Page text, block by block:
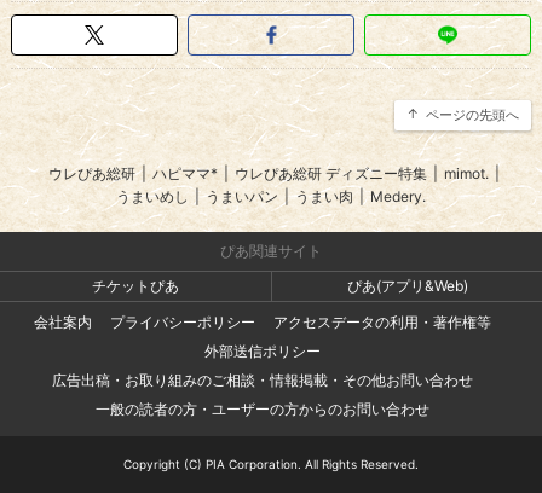
ページの先頭へ
ウレぴあ総研 | ハピママ* | ウレぴあ総研 ディズニー特集 mimot. |
うまいめし
うまいパン うまい肉 Medery.
ぴあ関連サイト
チケットぴあ
ぴあ(アプリ&Web)
会社案内
プライバシーポリシー
アクセスデータの利用・著作権等
外部送信ポリシー
広告出稿・お取り組みのご相談・情報掲載・その他お問い合わせ
一般の読者の方・ユーザーの方からのお問い合わせ
Copyright (C) PIA Corporation. All Rights Reserved.